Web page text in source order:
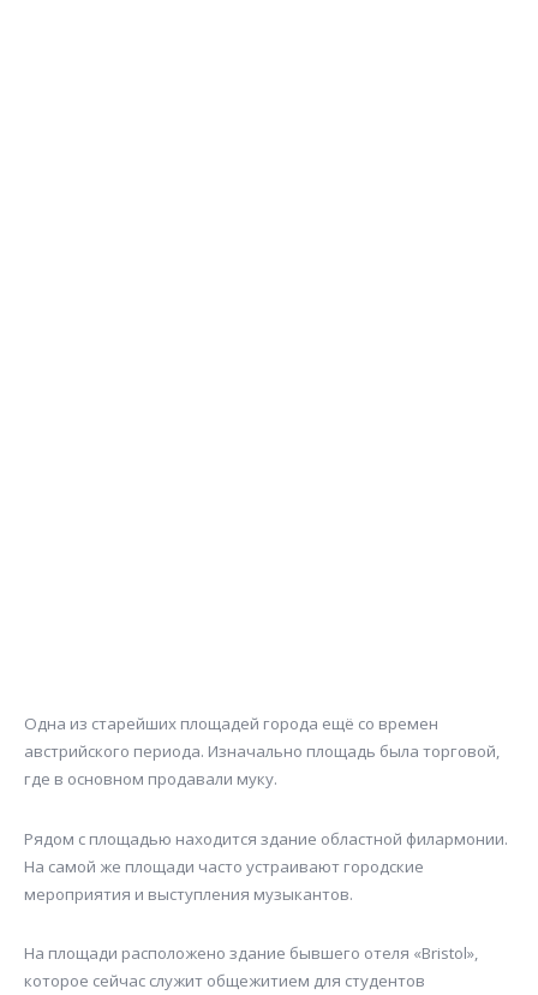
Одна из старейших площадей города ещё со времен
австрийского периода. Изначально площадь была торговой,
где в основном продавали муку.
Рядом с площадью находится здание областной филармонии.
На самой же площади часто устраивают городские
мероприятия и выступления музыкантов.
На площади расположено здание бывшего отеля «Bristol»,
которое сейчас служит общежитием для студентов